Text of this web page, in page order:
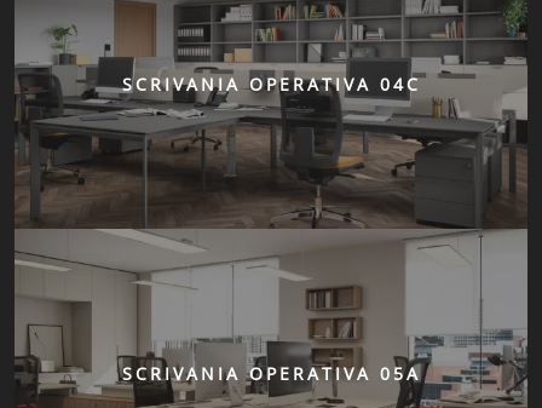
SCRIVANIA OPERATIVA 04C
SCRIVANIA OPERATIVA 05A